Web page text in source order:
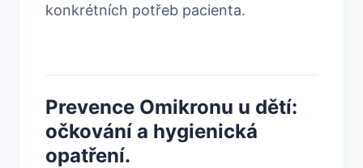
konkrétních potřeb pacienta.
Prevence Omikronu u dětí:
očkování a hygienická
opatření.